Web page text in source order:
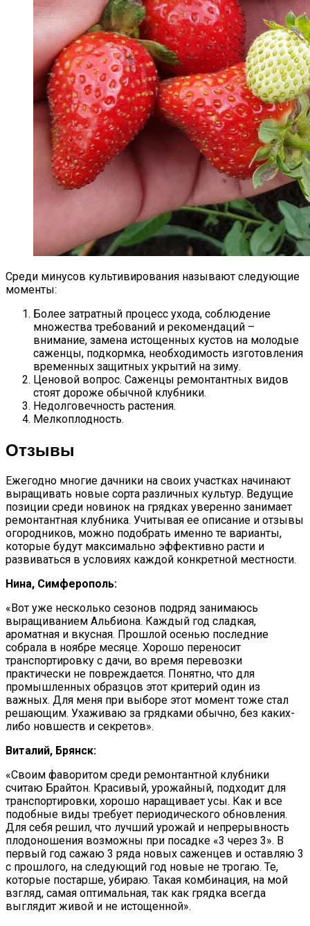
Среди минусов культивирования называют следующие
моменты:
Более затратный процесс ухода, соблюдение
множества требований и рекомендаций –
внимание, замена истощенных кустов на молодые
саженцы, подкормка, необходимость изготовления
временных защитных укрытий на зиму.
Ценовой вопрос. Саженцы ремонтантных видов
стоят дороже обычной клубники.
Недолговечность растения.
Мелкоплодность.
Отзывы
Ежегодно многие дачники на своих участках начинают
выращивать новые сорта различных культур. Ведущие
позиции среди новинок на грядках уверенно занимает
ремонтантная клубника. Учитывая ее описание и отзывы
огородников, можно подобрать именно те варианты,
которые будут максимально эффективно расти и
развиваться в условиях каждой конкретной местности.
Нина, Симферополь:
«Вот уже несколько сезонов подряд занимаюсь
выращиванием Альбиона. Каждый год сладкая,
ароматная и вкусная. Прошлой осенью последние
собрала в ноябре месяце. Хорошо переносит
транспортировку с дачи, во время перевозки
практически не повреждается. Понятно, что для
промышленных образцов этот критерий один из
важных. Для меня при выборе этот момент тоже стал
решающим. Ухаживаю за грядками обычно, без каких-
либо новшеств и секретов».
Виталий, Брянск:
«Своим фаворитом среди ремонтантной клубники
считаю Брайтон. Красивый, урожайный, подходит для
транспортировки, хорошо наращивает усы. Как и все
подобные виды требует периодического обновления.
Для себя решил, что лучший урожай и непрерывность
плодоношения возможны при посадке «3 через 3». В
первый год сажаю 3 ряда новых саженцев и оставляю 3
с прошлого, на следующий год новые не трогаю. Те,
которые постарше, убираю. Такая комбинация, на мой
взгляд, самая оптимальная, так как грядка всегда
выглядит живой и не истощенной».